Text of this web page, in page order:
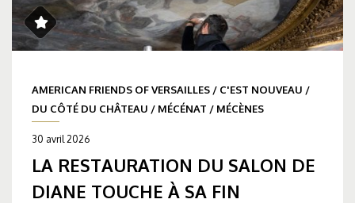
AMERICAN FRIENDS OF VERSAILLES / C'EST NOUVEAU /
DU CÔTÉ DU CHÂTEAU / MÉCÉNAT / MÉCÈNES
30 avril 2026
LA RESTAURATION DU SALON DE
DIANE TOUCHE À SA FIN